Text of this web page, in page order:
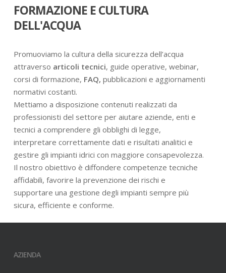
FORMAZIONE E CULTURA
DELL'ACQUA
Promuoviamo la cultura della sicurezza dell’acqua
attraverso articoli tecnici, guide operative, webinar,
corsi di formazione, FAQ, pubblicazioni e aggiornamenti
normativi costanti.
Mettiamo a disposizione contenuti realizzati da
professionisti del settore per aiutare aziende, enti e
tecnici a comprendere gli obblighi di legge,
interpretare correttamente dati e risultati analitici e
gestire gli impianti idrici con maggiore consapevolezza.
Il nostro obiettivo è diffondere competenze tecniche
affidabili, favorire la prevenzione dei rischi e
supportare una gestione degli impianti sempre più
sicura, efficiente e conforme.
AZIENDA